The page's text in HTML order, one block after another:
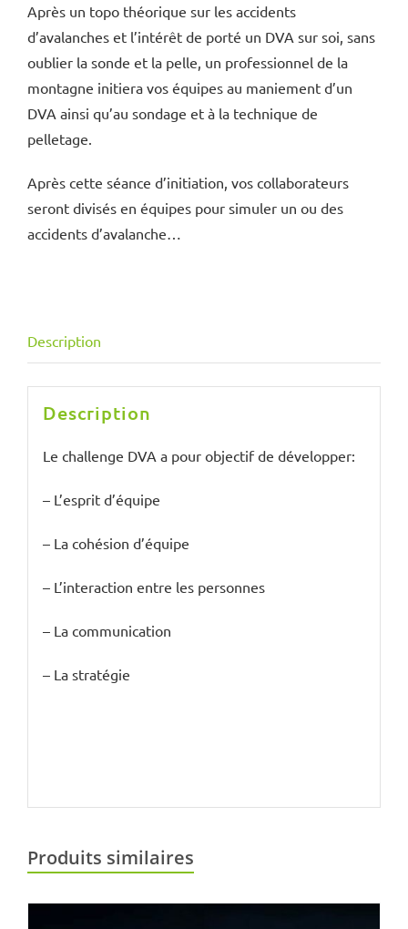
Après un topo théorique sur les accidents
d’avalanches et l’intérêt de porté un DVA sur soi, sans
oublier la sonde et la pelle, un professionnel de la
montagne initiera vos équipes au maniement d’un
DVA ainsi qu’au sondage et à la technique de
pelletage.
Après cette séance d’initiation, vos collaborateurs
seront divisés en équipes pour simuler un ou des
accidents d’avalanche…
Description
Description
Le challenge DVA a pour objectif de développer:
– L’esprit d’équipe
– La cohésion d’équipe
– L’interaction entre les personnes
– La communication
– La stratégie
Produits similaires